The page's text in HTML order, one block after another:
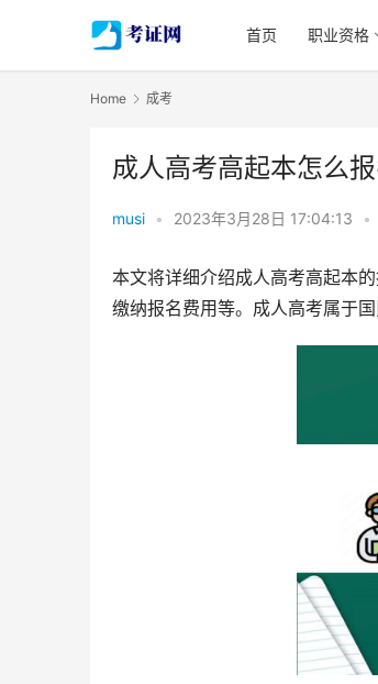
首页 职业资格
Home 成考
成人高考高起本怎么
musi • 2023年3月28日 17:04:13 •
本文将详细介绍成人高考高起本
缴纳报名费用等。成人高考属于